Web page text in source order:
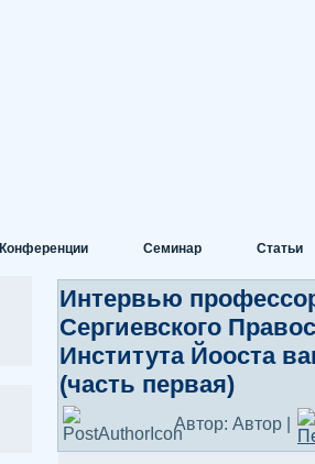
Конференции Семинар Статьи
Интервью
Сергиевского
Института Йооста
(часть первая)
Автор: Автор |